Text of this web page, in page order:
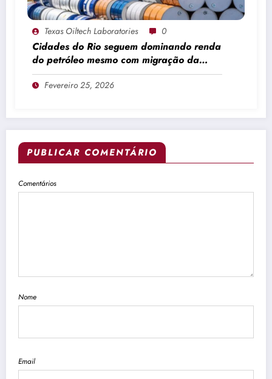
Texas Oiltech Laboratories 0
Cidades do Rio seguem dominando renda
do petróleo mesmo com migração da
produção
Fevereiro 25, 2026
PUBLICAR COMENTÁRIO
Comentários
Nome
Email